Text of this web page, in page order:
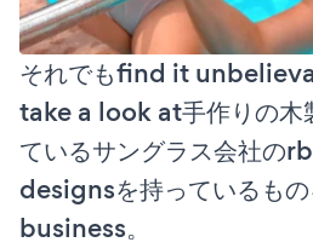
それでもfind it
take a look at手作りの木
ているサングラス会社の
designsを持っているも
business。